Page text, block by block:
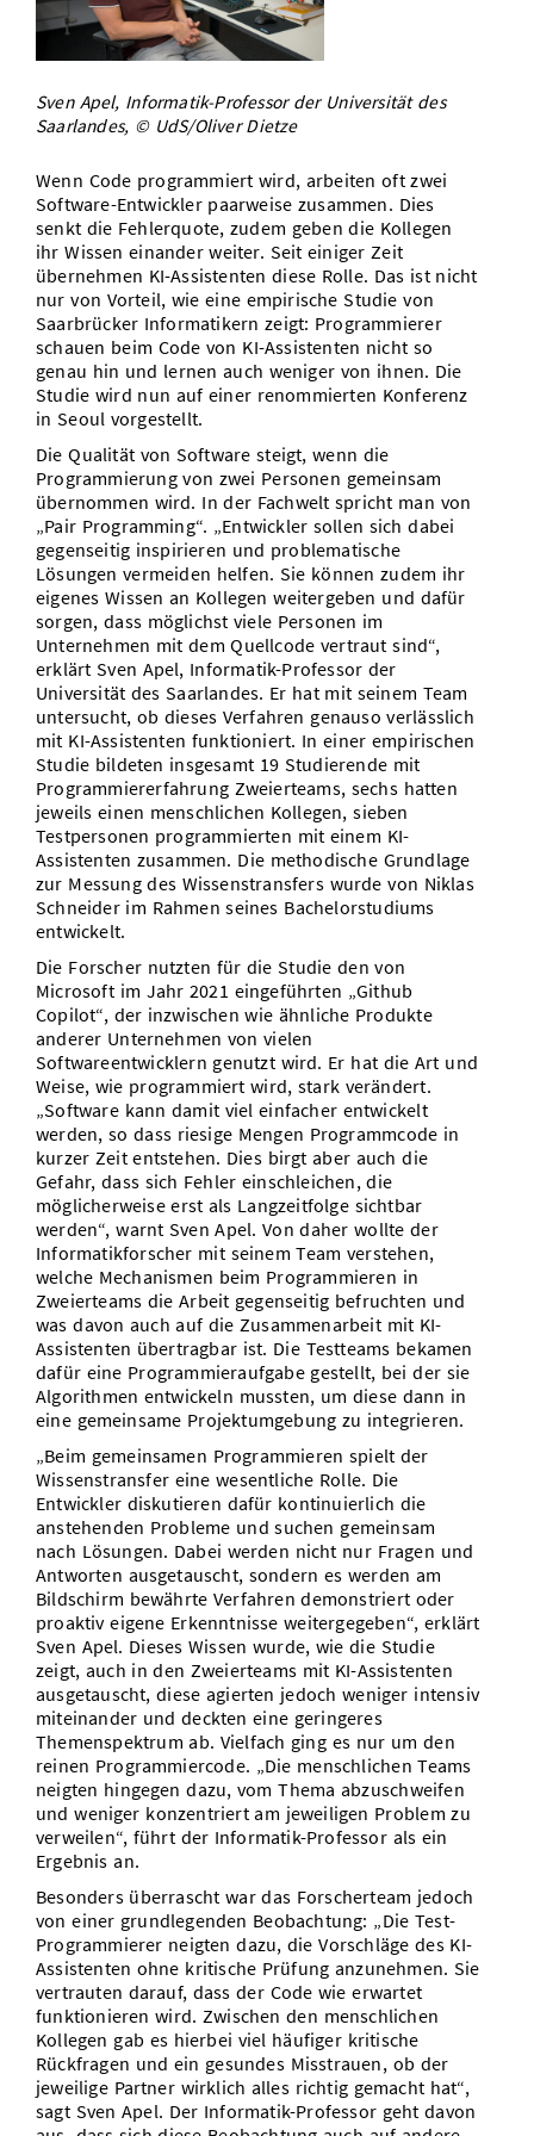
Vom Studium in den Beruf
Study Scheduler
Bibliothek
Start-ups
IT-Themenabend
Ranking
Preise, Auszeichnungen und Förderungen
Kontakt
SIC Merchandise
SIC Podcast
Anfahrt
AnsprechpartnerInnen, Personen, Forschungsgruppen
Alumni
Sven Apel, Informatik-Professor der Universität des
Saarlandes, © UdS/Oliver Dietze
Wenn Code programmiert wird, arbeiten oft zwei
Software-Entwickler paarweise zusammen. Dies
senkt die Fehlerquote, zudem geben die Kollegen
ihr Wissen einander weiter. Seit einiger Zeit
übernehmen KI-Assistenten diese Rolle. Das ist nicht
nur von Vorteil, wie eine empirische Studie von
Saarbrücker Informatikern zeigt: Programmierer
schauen beim Code von KI-Assistenten nicht so
genau hin und lernen auch weniger von ihnen. Die
Studie wird nun auf einer renommierten Konferenz
in Seoul vorgestellt.
Die Qualität von Software steigt, wenn die
Programmierung von zwei Personen gemeinsam
übernommen wird. In der Fachwelt spricht man von
„Pair Programming“. „Entwickler sollen sich dabei
gegenseitig inspirieren und problematische
Lösungen vermeiden helfen. Sie können zudem ihr
eigenes Wissen an Kollegen weitergeben und dafür
sorgen, dass möglichst viele Personen im
Unternehmen mit dem Quellcode vertraut sind“,
erklärt Sven Apel, Informatik-Professor der
Universität des Saarlandes. Er hat mit seinem Team
untersucht, ob dieses Verfahren genauso verlässlich
mit KI-Assistenten funktioniert. In einer empirischen
Studie bildeten insgesamt 19 Studierende mit
Programmiererfahrung Zweierteams, sechs hatten
jeweils einen menschlichen Kollegen, sieben
Testpersonen programmierten mit einem KI-
Assistenten zusammen. Die methodische Grundlage
zur Messung des Wissenstransfers wurde von Niklas
Schneider im Rahmen seines Bachelorstudiums
entwickelt.
Die Forscher nutzten für die Studie den von
Microsoft im Jahr 2021 eingeführten „Github
Copilot“, der inzwischen wie ähnliche Produkte
anderer Unternehmen von vielen
Softwareentwicklern genutzt wird. Er hat die Art und
Weise, wie programmiert wird, stark verändert.
„Software kann damit viel einfacher entwickelt
werden, so dass riesige Mengen Programmcode in
kurzer Zeit entstehen. Dies birgt aber auch die
Gefahr, dass sich Fehler einschleichen, die
möglicherweise erst als Langzeitfolge sichtbar
werden“, warnt Sven Apel. Von daher wollte der
Informatikforscher mit seinem Team verstehen,
welche Mechanismen beim Programmieren in
Zweierteams die Arbeit gegenseitig befruchten und
was davon auch auf die Zusammenarbeit mit KI-
Assistenten übertragbar ist. Die Testteams bekamen
dafür eine Programmieraufgabe gestellt, bei der sie
Algorithmen entwickeln mussten, um diese dann in
eine gemeinsame Projektumgebung zu integrieren.
„Beim gemeinsamen Programmieren spielt der
Wissenstransfer eine wesentliche Rolle. Die
Entwickler diskutieren dafür kontinuierlich die
anstehenden Probleme und suchen gemeinsam
nach Lösungen. Dabei werden nicht nur Fragen und
Antworten ausgetauscht, sondern es werden am
Bildschirm bewährte Verfahren demonstriert oder
proaktiv eigene Erkenntnisse weitergegeben“, erklärt
Sven Apel. Dieses Wissen wurde, wie die Studie
zeigt, auch in den Zweierteams mit KI-Assistenten
ausgetauscht, diese agierten jedoch weniger intensiv
miteinander und deckten eine geringeres
Themenspektrum ab. Vielfach ging es nur um den
reinen Programmiercode. „Die menschlichen Teams
neigten hingegen dazu, vom Thema abzuschweifen
und weniger konzentriert am jeweiligen Problem zu
verweilen“, führt der Informatik-Professor als ein
Ergebnis an.
Besonders überrascht war das Forscherteam jedoch
von einer grundlegenden Beobachtung: „Die Test-
Programmierer neigten dazu, die Vorschläge des KI-
Assistenten ohne kritische Prüfung anzunehmen. Sie
vertrauten darauf, dass der Code wie erwartet
funktionieren wird. Zwischen den menschlichen
Kollegen gab es hierbei viel häufiger kritische
Rückfragen und ein gesundes Misstrauen, ob der
jeweilige Partner wirklich alles richtig gemacht hat“,
sagt Sven Apel. Der Informatik-Professor geht davon